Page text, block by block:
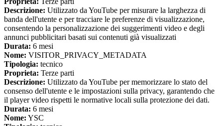
Descrizione: Utilizzato da YouTube per misurare la larghezza di
banda dell'utente e per tracciare le preferenze di visualizzazione,
consentendo la personalizzazione dei suggerimenti video e degli
annunci pubblicitari basati sui contenuti già visualizzati
Durata: 6 mesi
Nome: VISITOR_PRIVACY_METADATA
Tipologia: tecnico
Proprieta: Terze parti
Descrizione: Utilizzato da YouTube per memorizzare lo stato del
consenso dell'utente e le impostazioni sulla privacy, garantendo che
il player video rispetti le normative locali sulla protezione dei dati.
Durata: 6 mesi
Nome: YSC